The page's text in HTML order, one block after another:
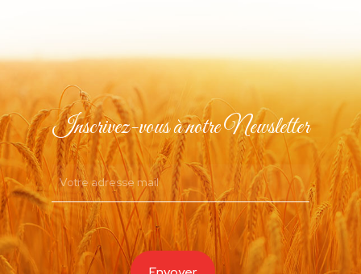
Inscrivez-vous à notre Newsletter